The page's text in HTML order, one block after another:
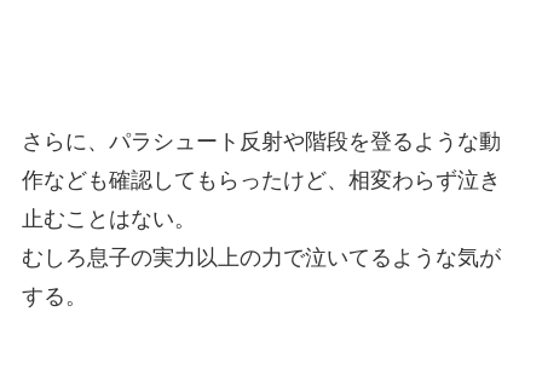
さらに、パラシュート反射や階段を登るような動
作なども確認してもらったけど、相変わらず泣き
止むことはない。
むしろ息子の実力以上の力で泣いてるような気が
する。